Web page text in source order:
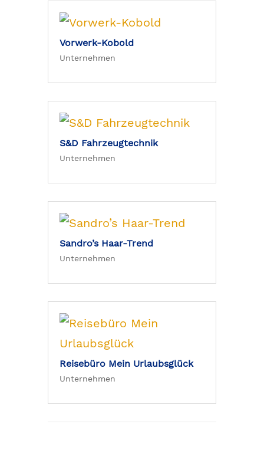
Vorwerk-Kobold
Unternehmen
S&D Fahrzeugtechnik
Unternehmen
Sandro’s Haar-Trend
Unternehmen
Reisebüro Mein Urlaubsglück
Unternehmen